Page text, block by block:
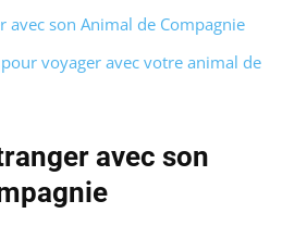
avec son Animal de Compagnie
voyager avec votre animal de
avec son